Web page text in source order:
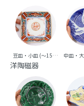
豆皿・小皿 (～15cm台)
洋陶磁器